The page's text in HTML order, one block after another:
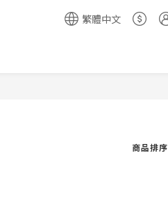
繁體中文
商品排序